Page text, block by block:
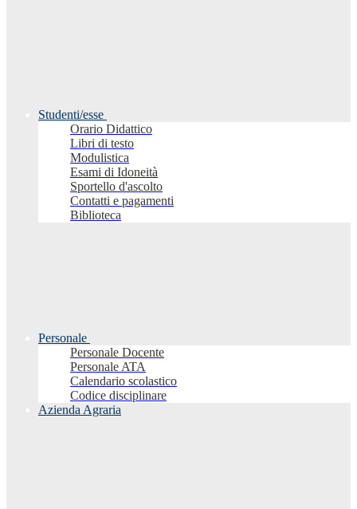
Studenti/esse
Orario Didattico
Libri di testo
Modulistica
Esami di Idoneità
Sportello d'ascolto
Contatti e pagamenti
Biblioteca
Personale
Personale Docente
Personale ATA
Calendario scolastico
Codice disciplinare
Azienda Agraria